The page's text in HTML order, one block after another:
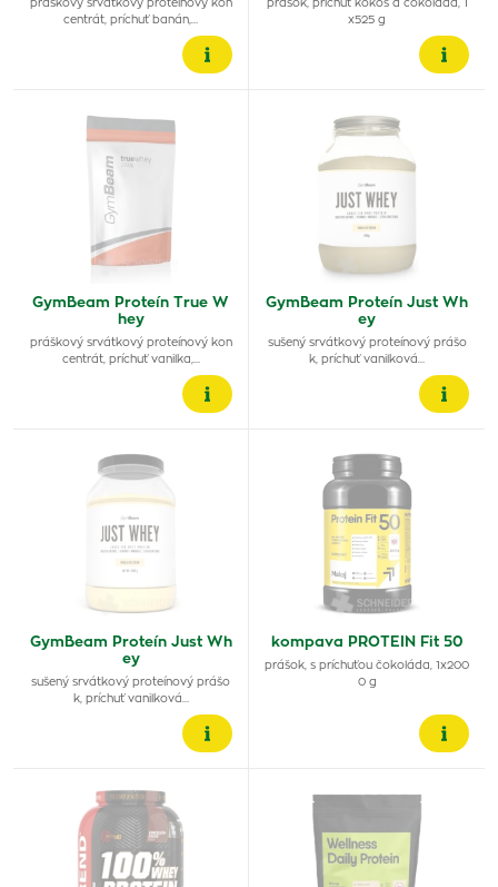
práškový srvátkový proteínový kon
centrát, príchuť banán,…
prášok, príchuť kokos a čokoláda, 1
x525 g
GymBeam Proteín True W
hey
práškový srvátkový proteínový kon
centrát, príchuť vanilka,…
GymBeam Proteín Just Wh
ey
sušený srvátkový proteínový prášo
k, príchuť vanilková…
GymBeam Proteín Just Wh
ey
sušený srvátkový proteínový prášo
k, príchuť vanilková…
kompava PROTEIN Fit 50
prášok, s príchuťou čokoláda, 1x200
0 g